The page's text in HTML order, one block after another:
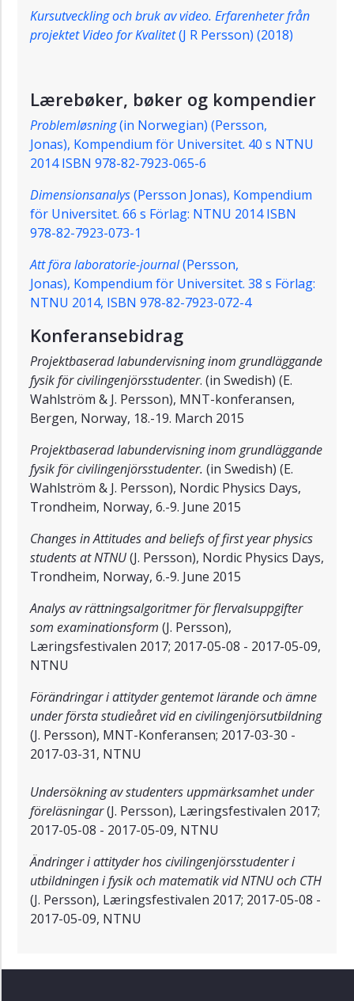
Kursutveckling och bruk av video. Erfarenheter från
projektet Video for Kvalitet(J R Persson) (2018)
Lærebøker, bøker og kompendier
Problemløsning(in Norwegian) (Persson,
Jonas), Kompendium för Universitet. 40 s NTNU
2014 ISBN 978-82-7923-065-6
Dimensionsanalys(Persson Jonas), Kompendium
för Universitet. 66 s Förlag: NTNU 2014 ISBN
978-82-7923-073-1
Att föra laboratorie-journal(Persson,
Jonas), Kompendium för Universitet. 38 s Förlag:
NTNU 2014, ISBN 978-82-7923-072-4
Konferansebidrag
Projektbaserad labundervisning inom grundläggande
fysik för civilingenjörsstudenter. (in Swedish) (E.
Wahlström & J. Persson), MNT-konferansen,
Bergen, Norway, 18.-19. March 2015
Projektbaserad labundervisning inom grundläggande
fysik för civilingenjörsstudenter. (in Swedish) (E.
Wahlström & J. Persson), Nordic Physics Days,
Trondheim, Norway, 6.-9. June 2015
Changes in Attitudes and beliefs of first year physics
students at NTNU(J. Persson), Nordic Physics Days,
Trondheim, Norway, 6.-9. June 2015
Analys av rättningsalgoritmer för flervalsuppgifter
som examinationsform (J. Persson),
Læringsfestivalen 2017; 2017-05-08 - 2017-05-09,
NTNU
Förändringar i attityder gentemot lärande och ämne
under första studieåret vid en civilingenjörsutbildning
(J. Persson), MNT-Konferansen; 2017-03-30 -
2017-03-31, NTNU
Undersökning av studenters uppmärksamhet under
föreläsningar(J. Persson), Læringsfestivalen 2017;
2017-05-08 - 2017-05-09, NTNU
Ändringer i attityder hos civilingenjörsstudenter i
utbildningen i fysik och matematik vid NTNU och CTH
(J. Persson), Læringsfestivalen 2017; 2017-05-08 -
2017-05-09, NTNU ​